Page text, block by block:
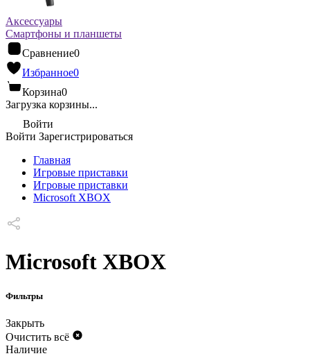
Аксессуары
Смартфоны и планшеты
Сравнение0
Избранное0
Корзина0
Загрузка корзины...
Войти
Войти Зарегистрироваться
Главная
Игровые приставки
Игровые приставки
Microsoft XBOX
Microsoft XBOX
Фильтры
Закрыть
Очистить всё
Наличие